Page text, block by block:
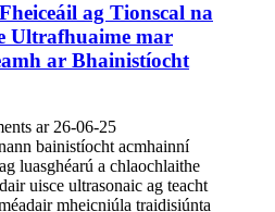
ag Tionscal na
Ultrafhuaime mar
ar Bhainistíocht
ar 26-06-25
bainistíocht acmhainní
luasghéarú a chlaochlaithe
uisce ultrasonaic ag teacht
mheicniúla traidisiúnta